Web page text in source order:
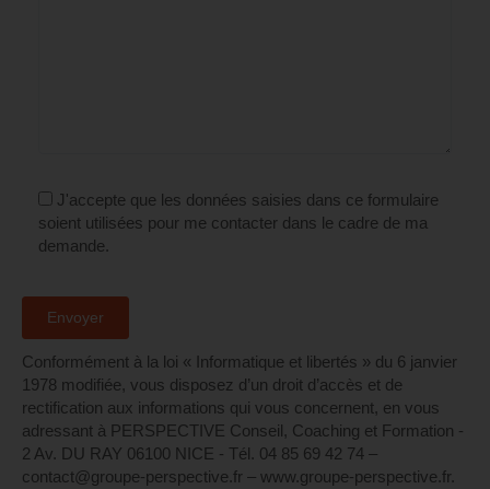
J'accepte que les données saisies dans ce formulaire
soient utilisées pour me contacter dans le cadre de ma
demande.
Conformément à la loi « Informatique et libertés » du 6 janvier
1978 modifiée, vous disposez d’un droit d’accès et de
rectification aux informations qui vous concernent, en vous
adressant à PERSPECTIVE Conseil, Coaching et Formation -
2 Av. DU RAY 06100 NICE - Tél. 04 85 69 42 74⁩ –
contact@groupe-perspective.fr – www.groupe-perspective.fr.